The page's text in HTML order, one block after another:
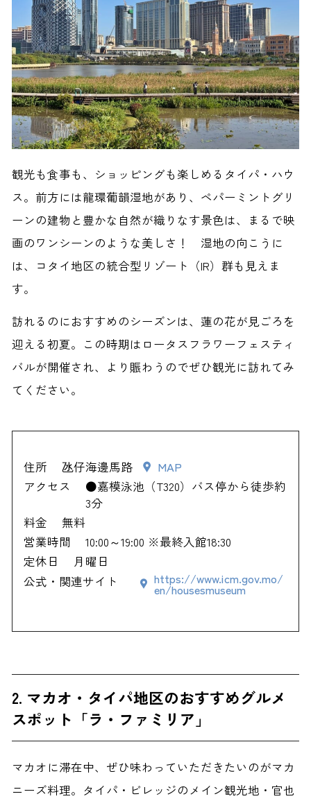
観光も食事も、ショッピングも楽しめるタイパ・ハウ
ス。前方には龍環葡韻湿地があり、ペパーミントグリ
ーンの建物と豊かな自然が織りなす景色は、まるで映
画のワンシーンのような美しさ！ 湿地の向こうに
は、コタイ地区の統合型リゾート（IR）群も見えま
す。
訪れるのにおすすめのシーズンは、蓮の花が見ごろを
迎える初夏。この時期はロータスフラワーフェスティ
バルが開催され、より賑わうのでぜひ観光に訪れてみ
てください。
住所 氹仔海邊馬路
MAP
アクセス
●嘉模泳池（T320）バス停から徒歩約
3分
料金
無料
営業時間
10:00～19:00 ※最終入館18:30
定休日
月曜日
公式・関連サイト
https://www.icm.gov.mo/
en/housesmuseum
2. マカオ・タイパ地区のおすすめグルメ
スポット「ラ・ファミリア」
マカオに滞在中、ぜひ味わっていただきたいのがマカ
ニーズ料理。タイパ・ビレッジのメイン観光地・官也